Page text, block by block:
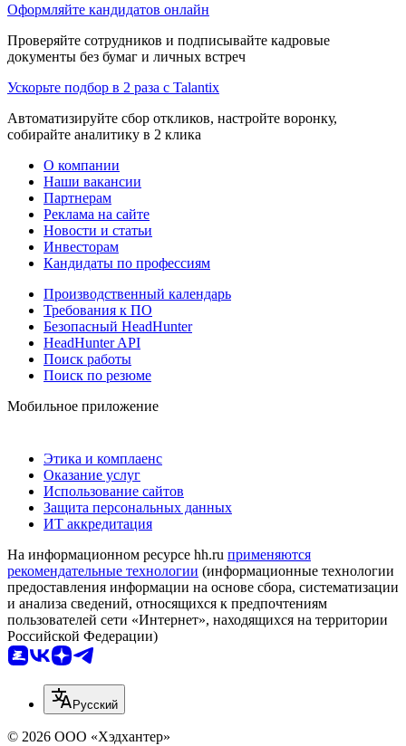
Оформляйте кандидатов онлайн
Проверяйте сотрудников и подписывайте кадровые
документы без бумаг и личных встреч
Ускорьте подбор в 2 раза с Talantix
Автоматизируйте сбор откликов, настройте воронку,
собирайте аналитику в 2 клика
О компании
Наши вакансии
Партнерам
Реклама на сайте
Новости и статьи
Инвесторам
Кандидаты по профессиям
Производственный календарь
Требования к ПО
Безопасный HeadHunter
HeadHunter API
Поиск работы
Поиск по резюме
Мобильное приложение
Этика и комплаенс
Оказание услуг
Использование сайтов
Защита персональных данных
ИТ аккредитация
На информационном ресурсе hh.ru применяются
рекомендательные технологии (информационные технологии
предоставления информации на основе сбора, систематизации
и анализа сведений, относящихся к предпочтениям
пользователей сети «Интернет», находящихся на территории
Российской Федерации)
Русский
© 2026 ООО «Хэдхантер»